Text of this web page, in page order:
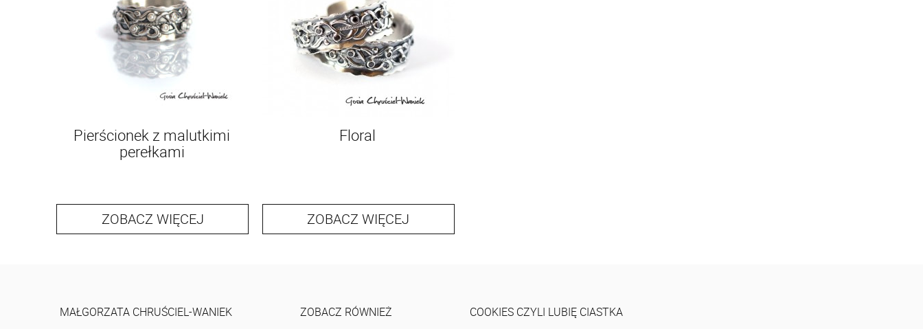
Pierścionek z malutkimi
perełkami
ZOBACZ WIĘCEJ
Floral
ZOBACZ WIĘCEJ
MAŁGORZATA CHRUŚCIEL-WANIEK ZOBACZ RÓWNIEŻ COOKIES CZYLI LUBIĘ CIASTKA